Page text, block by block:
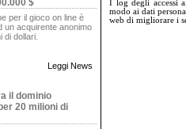
per il gioco on line è
un acquirente anonimo
di dollari.
Leggi News
il dominio
20 milioni di
I log degli accessi
modo ai dati
web di migliorare i